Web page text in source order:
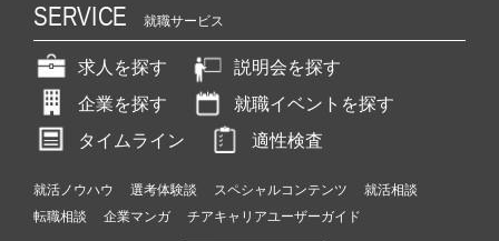
SERVICE 就職サービス
求人を探す
説明会を探す
企業を探す
就職イベントを探す
タイムライン
適性検査
就活ノウハウ 選考体験談 スペシャルコンテンツ
就活相談
転職相談
企業マンガ チアキャリアユーザーガイド